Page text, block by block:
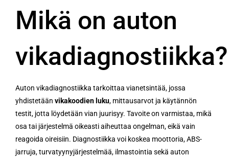
Mikä on auton
vikadiagnostiikka?
Auton vikadiagnostiikka tarkoittaa vianetsintää, jossa
yhdistetään vikakoodien luku, mittausarvot ja käytännön
testit, jotta löydetään vian juurisyy. Tavoite on varmistaa, mikä
osa tai järjestelmä oikeasti aiheuttaa ongelman, eikä vain
reagoida oireisiin. Diagnostiikka voi koskea moottoria, ABS-
jarruja, turvatyynyjärjestelmää, ilmastointia sekä auton